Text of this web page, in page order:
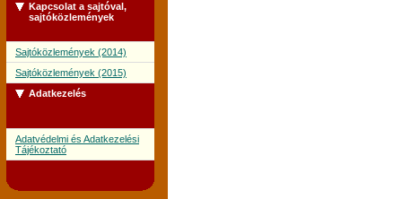
Kapcsolat a sajtóval,
sajtóközlemények
Sajtóközlemények (2014)
Sajtóközlemények (2015)
Adatkezelés
Adatvédelmi és Adatkezelési
Tájékoztató